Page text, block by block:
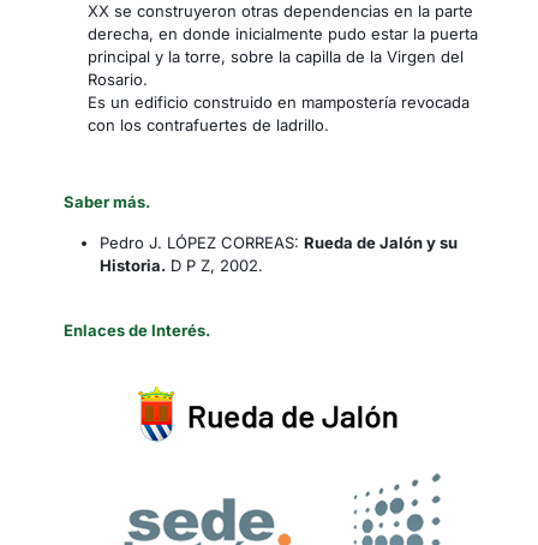
XX se construyeron otras dependencias en la parte
derecha, en donde inicialmente pudo estar la puerta
principal y la torre, sobre la capilla de la Virgen del
Rosario.
Es un edificio construido en mampostería revocada
con los contrafuertes de ladrillo.
Saber más.
Pedro J. LÓPEZ CORREAS: Rueda de Jalón y su
Historia. D P Z, 2002.
Enlaces de Interés.